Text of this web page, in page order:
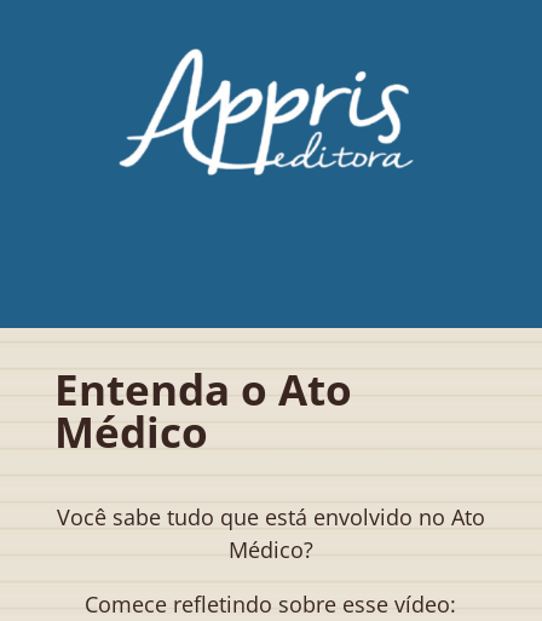
Entenda o Ato
Médico
Você sabe tudo que está envolvido no Ato
Médico?
Comece refletindo sobre esse vídeo: